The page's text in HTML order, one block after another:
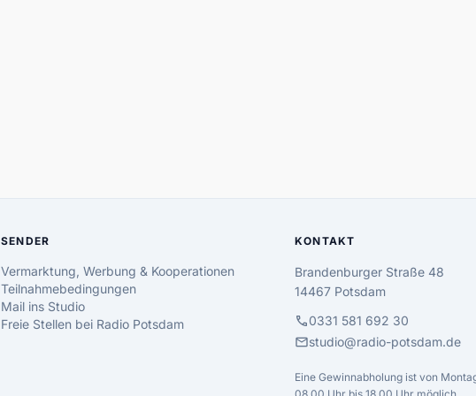
SENDER
Vermarktung, Werbung & Kooperationen
Teilnahmebedingungen
Mail ins Studio
Freie Stellen bei Radio Potsdam
KONTAKT
Brandenburger Straße 48
14467 Potsdam
call0331 581 692 30
mailstudio@radio-potsdam.de
Eine Gewinnabholung ist von